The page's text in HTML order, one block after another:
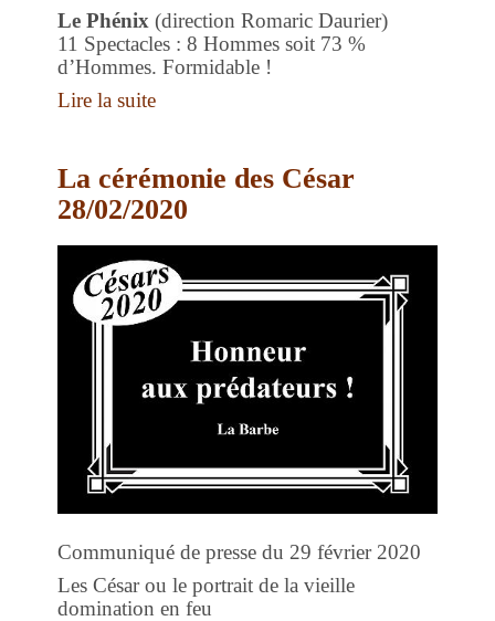
Le Phénix (direction Romaric Daurier)
11 Spectacles : 8 Hommes soit 73 %
d’Hommes. Formidable !
Lire la suite
La cérémonie des César
28/02/2020
Communiqué de presse du 29 février 2020
Les César ou le portrait de la vieille
domination en feu